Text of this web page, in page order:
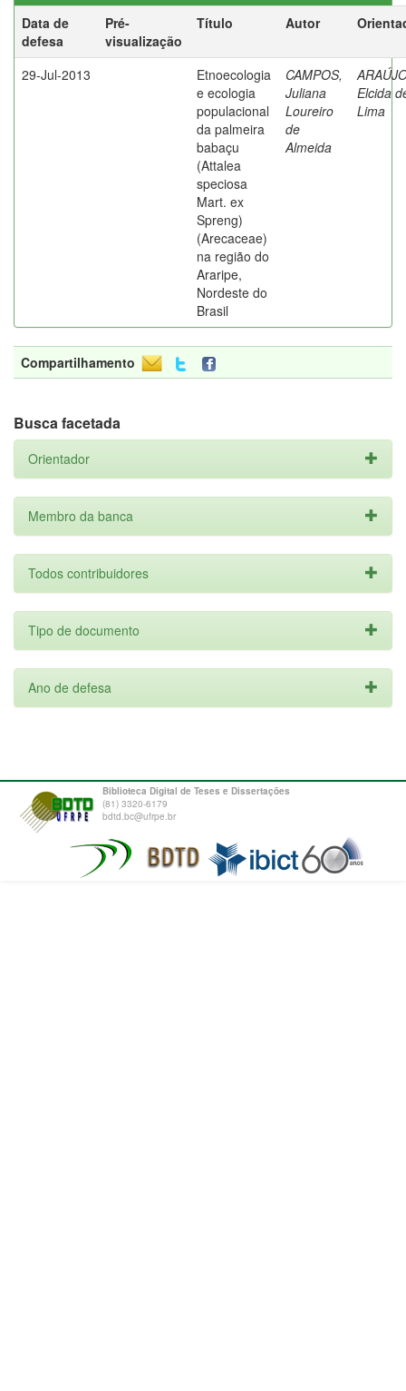
Data de
defesa
Pré-
visualização
Título Autor
29-Jul-2013
Etnoecologia
e ecologia
populacional
da palmeira
babaçu
(Attalea
speciosa
Mart. ex
Spreng)
(Arecaceae)
na região do
Araripe,
Nordeste do
Brasil
CAMPOS,
Juliana
Loureiro
de
Almeida
Elcida
Lima
Compartilhamento
Busca facetada
Orientador
Membro da banca
Todos contribuidores
Tipo de documento
Ano de defesa
Biblioteca Digital de Teses e Dissertações
(81) 3320-6179
bdtd.bc@ufrpe.br